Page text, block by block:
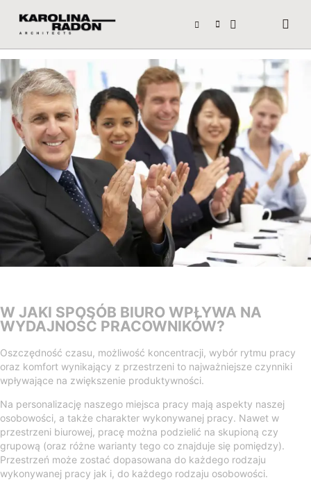
W JAKI SPOSÓB BIURO WPŁYWA NA
WYDAJNOŚĆ PRACOWNIKÓW?
Oszczędność czasu, możliwość koncentracji, wybór rytmu pracy
oraz komfort wynikający z przestrzeni to najważniejsze czynniki
wpływające na zwiększenie produktywności.
Na personalizację naszego miejsca pracy mają aspekty naszej
osobowości, a także charakter wykonywanej pracy. Nawet w
przestrzeni biurowej, pracę można podzielić na skupioną czy
grupową (oraz różne warianty tego co znajduje się pomiędzy).
Przestrzeń może zostać dopasowana do każdego rodzaju
wykonywanej pracy jak i, do każdego rodzaju osobowości.